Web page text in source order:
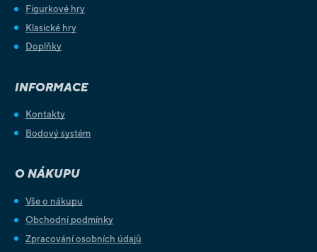
Figurkové hry
Klasické hry
Doplňky
INFORMACE
Kontakty
Bodový systém
O NÁKUPU
Vše o nákupu
Obchodní podmínky
Zpracování osobních údajů